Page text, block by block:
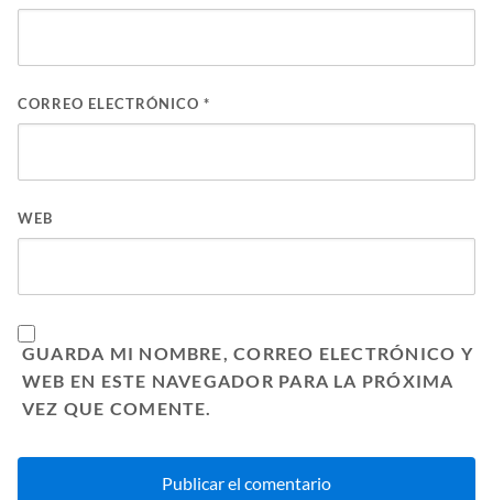
CORREO ELECTRÓNICO *
WEB
GUARDA MI NOMBRE, CORREO ELECTRÓNICO Y
WEB EN ESTE NAVEGADOR PARA LA PRÓXIMA
VEZ QUE COMENTE.